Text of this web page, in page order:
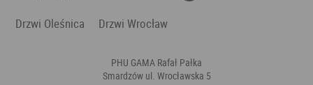
Drzwi Oleśnica
Drzwi Wrocław
PHU GAMA Rafał Pałka
Smardzów ul. Wrocławska 5